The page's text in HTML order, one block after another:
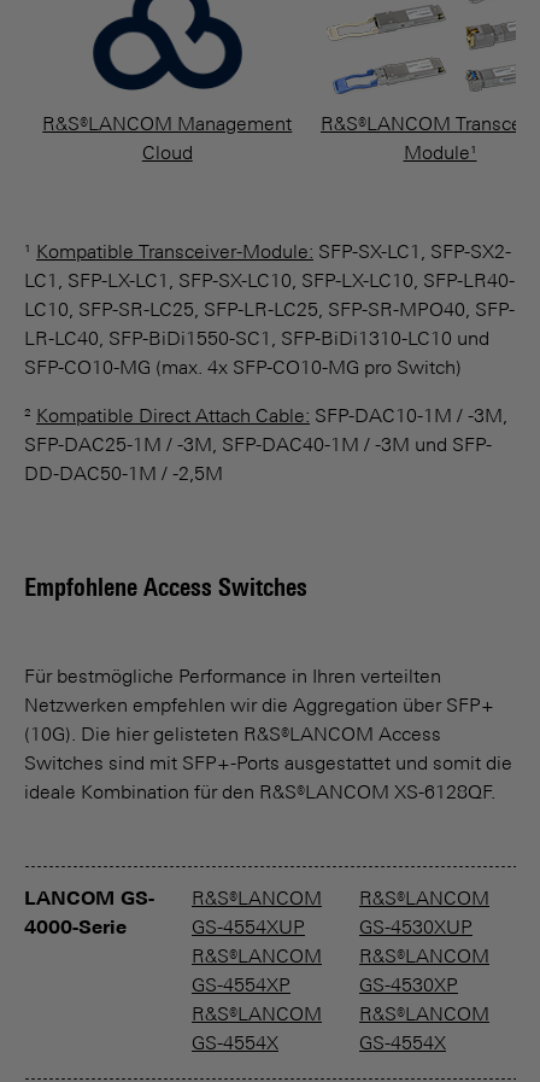
¹ Kompatible Transceiver-Module: SFP-SX-LC1, SFP-SX2-
LC1, SFP-LX-LC1, SFP-SX-LC10, SFP-LX-LC10, SFP-LR40-
LC10, SFP-SR-LC25, SFP-LR-LC25, SFP-SR-MPO40, SFP-
LR-LC40, SFP-BiDi1550-SC1, SFP-BiDi1310-LC10 und
SFP-CO10-MG (max. 4x SFP-CO10-MG pro Switch)
² Kompatible Direct Attach Cable: SFP-DAC10-1M / -3M,
SFP-DAC25-1M / -3M, SFP-DAC40-1M / -3M und SFP-
DD-DAC50-1M / -2,5M
Empfohlene Access Switches
Für bestmögliche Performance in Ihren verteilten
Netzwerken empfehlen wir die Aggregation über SFP+
(10G). Die hier gelisteten R&S®LANCOM Access
Switches sind mit SFP+-Ports ausgestattet und somit die
ideale Kombination für den R&S®LANCOM XS-6128QF.
LANCOM GS-
4000-Serie
R&S®LANCOM
GS-4554XUP
R&S®LANCOM
GS-4554XP
R&S®LANCOM
GS-4554X
R&S®LANCOM
GS-4530XUP
R&S®LANCOM
GS-4530XP
R&S®LANCOM
GS-4554X